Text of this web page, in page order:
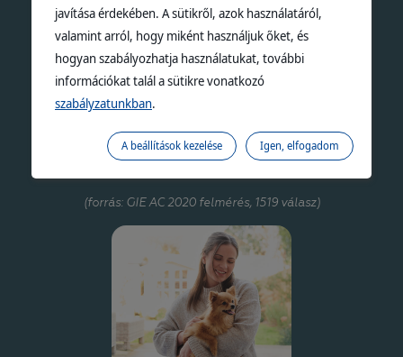
AZ ÁLLATORVOSOK
10-ből több mint 6 állatorvos ajánlja az
(forrás: GIE AC 2020 felmérés, 1519 válasz)
javítása érdekében. A sütikről, azok használatáról,
valamint arról, hogy miként használjuk őket, és
hogyan szabályozhatja használatukat, további
információkat talál a sütikre vonatkozó
szabályzatunkban.
Igen, elfogadom
A beállítások kezelése